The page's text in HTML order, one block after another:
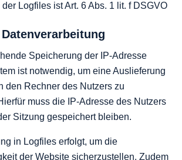
Logfiles ist Art. 6 Abs. 1 lit. f DSGVO
Speicherung der IP-Adresse
ist notwendig, um eine Auslieferung
den Rechner des Nutzers zu
muss die IP-Adresse des Nutzers
Sitzung gespeichert bleiben.
in Logfiles erfolgt, um die
der Website sicherzustellen. Zudem